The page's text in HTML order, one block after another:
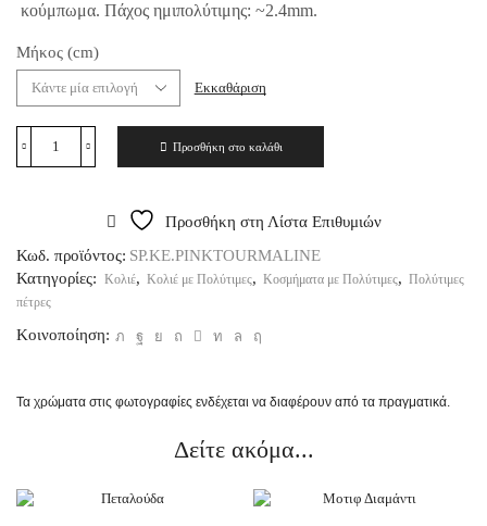
κούμπωμα. Πάχος ημιπολύτιμης: ~2.4mm.
Μήκος (cm)
Εκκαθάριση
Προσθήκη στο καλάθι
Προσθήκη στη Λίστα Επιθυμιών
Κωδ. προϊόντος: SP.KE.PINKTOURMALINE
Κατηγορίες: Κολιέ, Κολιέ με Πολύτιμες, Κοσμήματα με Πολύτιμες, Πολύτιμες
πέτρες
Κοινοποίηση:
Τα χρώματα στις φωτογραφίες ενδέχεται να διαφέρουν από τα πραγματικά.
Δείτε ακόμα...